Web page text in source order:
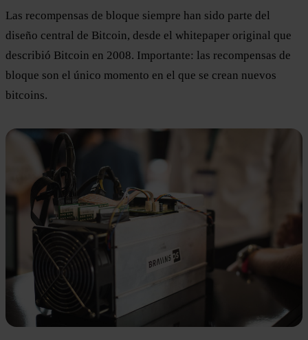
Las recompensas de bloque siempre han sido parte del
diseño central de Bitcoin, desde el whitepaper original que
describió Bitcoin en 2008. Importante: las recompensas de
bloque son el único momento en el que se crean nuevos
bitcoins.